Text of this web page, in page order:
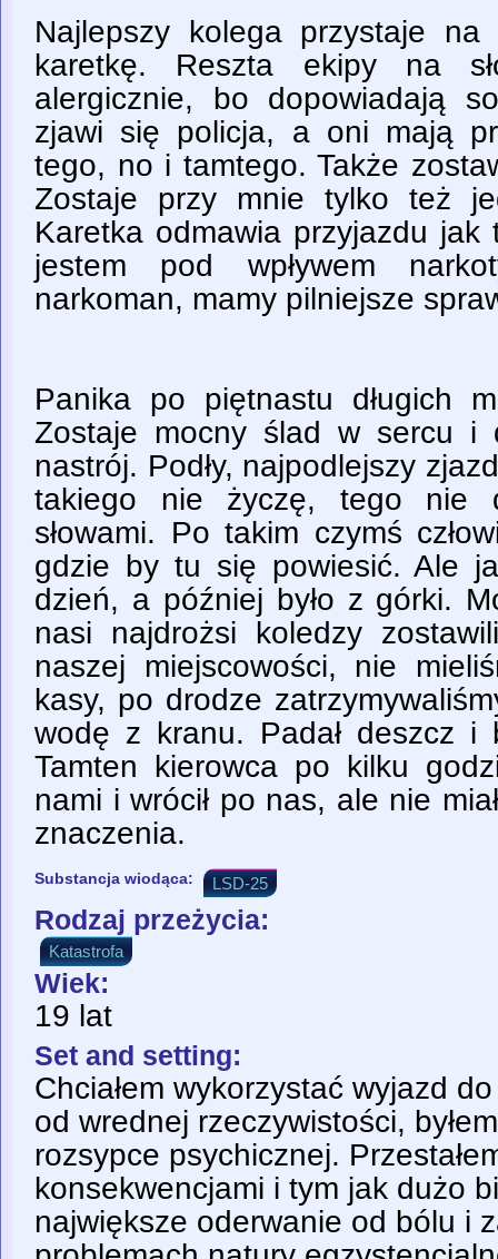
Najlepszy kolega przystaje
karetkę. Reszta ekipy na
alergicznie, bo dopowiadają
zjawi się policja, a oni mają
tego, no i tamtego. Także
Zostaje przy mnie tylko też
Karetka odmawia przyjazdu
jestem pod wpływem
narkoman, mamy pilniejsze
Panika po piętnastu długich
Zostaje mocny ślad w sercu i
nastrój. Podły, najpodlejszy
takiego nie życzę, tego nie
słowami. Po takim czymś
gdzie by tu się powiesić. Ale
dzień, a później było z górki.
nasi najdrożsi koledzy
naszej miejscowości, nie
kasy, po drodze
wodę z kranu. Padał deszcz i
Tamten kierowca po kilku
nami i wrócił po nas, ale nie
znaczenia.
Substancja wiodąca: LSD-25
Rodzaj przeżycia:
Katastrofa
Wiek:
19 lat
Set and setting:
Chciałem wykorzystać wyjazd
od wrednej rzeczywistości,
rozsypce psychicznej.
konsekwencjami i tym jak dużo
największe oderwanie od bólu i